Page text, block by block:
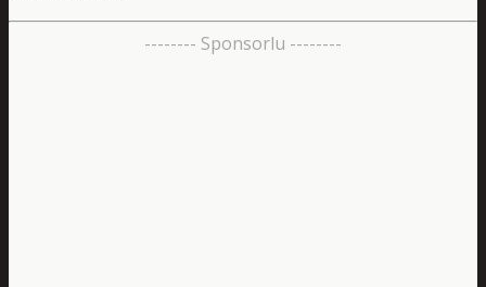
-------- Sponsorlu --------